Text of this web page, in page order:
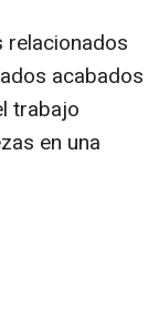
relacionados
acabados
trabajo
en una